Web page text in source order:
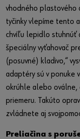
vhodného plastového
tyčinky vlepíme tento
chvíľu lepidlo stuhnúť
špeciálny vyťahovač
(posuvné) kladivo,“
adaptéry sú v ponuke
okrúhle alebo oválne,
priemeru. Takúto
zvládnete aj
Preliačina s